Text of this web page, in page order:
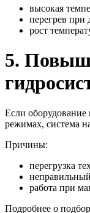
высокая
перегрев при
рост
5.
Если оборудование
режимах, система
Причины:
перегрузка
работа при
Подробнее о